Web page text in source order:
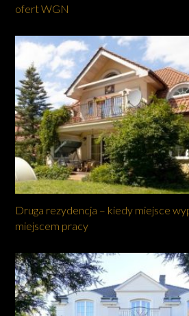
ofert WGN
Druga rezydencja – kiedy miejsce
miejscem pracy